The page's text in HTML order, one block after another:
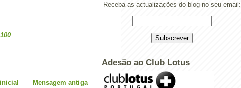
Mensagem antiga
Receba as actualizações do blog no seu email:
Adesão ao Club Lotus